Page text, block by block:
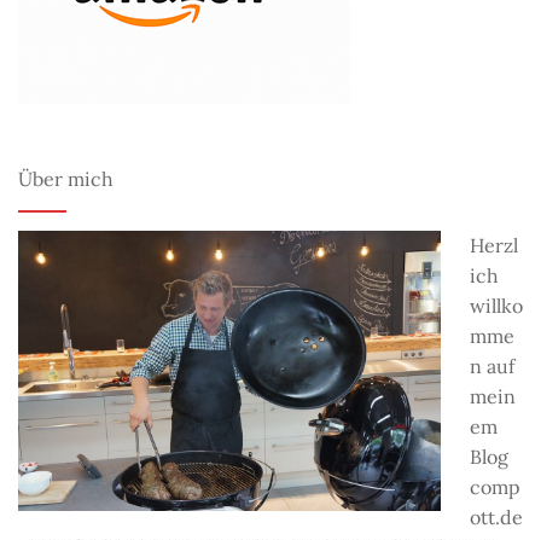
Über mich
Herzl
ich
willko
mme
n auf
mein
em
Blog
comp
ott.de